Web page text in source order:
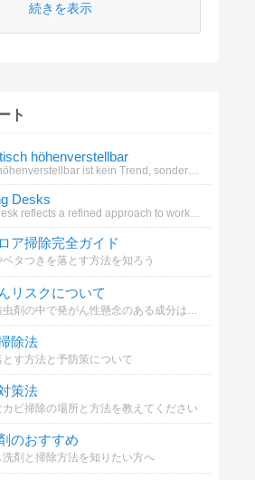
続きを表示
ト
höhenverstellbar
Ein schreibtisch höhenverstellbar ist kein Trend, sondern eine Notwendigkeit für alle, die ihren Körper nicht länger ign
Desks
vernal standing desk reflects a refined approach to workspace design.
ア掃除完全ガイド
タつきを落とす方法を知ろう
リスクについて
除法
す方法と予防策について
策法
ビ掃除の場所と方法を教えてください
のおすすめ
剤と掃除方法を知りたい方へ